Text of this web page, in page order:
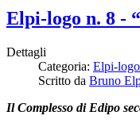
Elpi-logo n. 8 -
Dettagli
Categoria: Elpi-
Scritto da Bruno
Il Complesso di Edipo